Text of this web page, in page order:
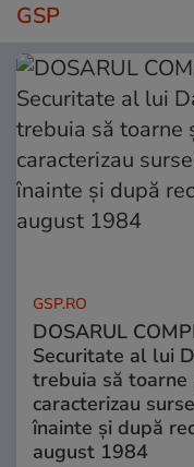
GSP
GSP.RO
DOSARUL
Securitate al lui
trebuia să toarne
caracterizau
înainte și după
august 1984